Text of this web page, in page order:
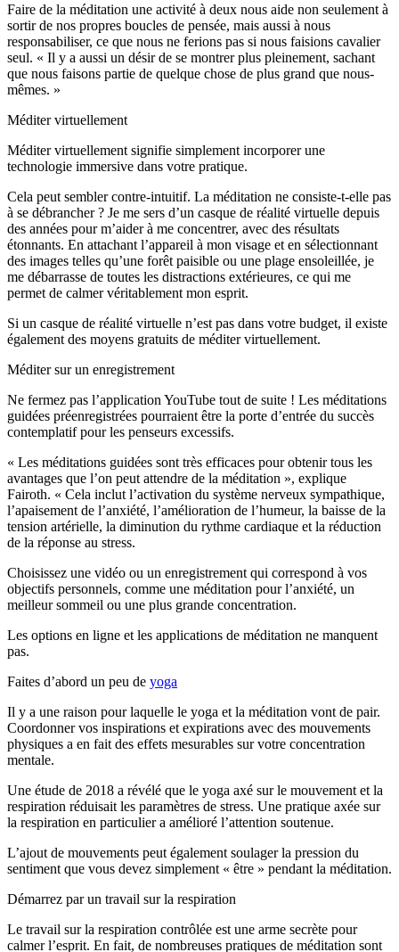
Faire de la méditation une activité à deux nous aide non seulement à
sortir de nos propres boucles de pensée, mais aussi à nous
responsabiliser, ce que nous ne ferions pas si nous faisions cavalier
seul. « Il y a aussi un désir de se montrer plus pleinement, sachant
que nous faisons partie de quelque chose de plus grand que nous-
mêmes. »
Méditer virtuellement
Méditer virtuellement signifie simplement incorporer une
technologie immersive dans votre pratique.
Cela peut sembler contre-intuitif. La méditation ne consiste-t-elle pas
à se débrancher ? Je me sers d’un casque de réalité virtuelle depuis
des années pour m’aider à me concentrer, avec des résultats
étonnants. En attachant l’appareil à mon visage et en sélectionnant
des images telles qu’une forêt paisible ou une plage ensoleillée, je
me débarrasse de toutes les distractions extérieures, ce qui me
permet de calmer véritablement mon esprit.
Si un casque de réalité virtuelle n’est pas dans votre budget, il existe
également des moyens gratuits de méditer virtuellement.
Méditer sur un enregistrement
Ne fermez pas l’application YouTube tout de suite ! Les méditations
guidées préenregistrées pourraient être la porte d’entrée du succès
contemplatif pour les penseurs excessifs.
« Les méditations guidées sont très efficaces pour obtenir tous les
avantages que l’on peut attendre de la méditation », explique
Fairoth. « Cela inclut l’activation du système nerveux sympathique,
l’apaisement de l’anxiété, l’amélioration de l’humeur, la baisse de la
tension artérielle, la diminution du rythme cardiaque et la réduction
de la réponse au stress.
Choisissez une vidéo ou un enregistrement qui correspond à vos
objectifs personnels, comme une méditation pour l’anxiété, un
meilleur sommeil ou une plus grande concentration.
Les options en ligne et les applications de méditation ne manquent
pas.
Faites d’abord un peu de yoga
Il y a une raison pour laquelle le yoga et la méditation vont de pair.
Coordonner vos inspirations et expirations avec des mouvements
physiques a en fait des effets mesurables sur votre concentration
mentale.
Une étude de 2018 a révélé que le yoga axé sur le mouvement et la
respiration réduisait les paramètres de stress. Une pratique axée sur
la respiration en particulier a amélioré l’attention soutenue.
L’ajout de mouvements peut également soulager la pression du
sentiment que vous devez simplement « être » pendant la méditation.
Démarrez par un travail sur la respiration
Le travail sur la respiration contrôlée est une arme secrète pour
calmer l’esprit. En fait, de nombreuses pratiques de méditation sont